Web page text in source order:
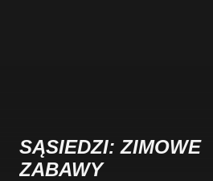
SĄSIEDZI: ZIMOWE
ZABAWY